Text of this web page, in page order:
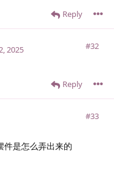
Reply
#32
2025
Reply
#33
件是怎么弄出来的